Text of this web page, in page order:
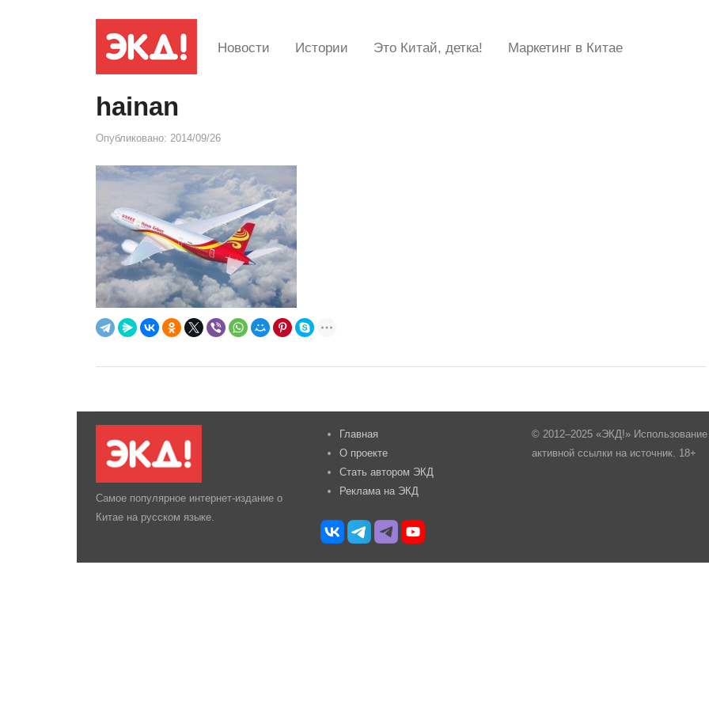
Новости Истории Это Китай, детка! Маркетинг в Китае
hainan
Опубликовано: 2014/09/26
Самое популярное интернет-издание о
Китае на русском языке.
Главная
О проекте
Стать автором ЭКД
Реклама на ЭКД
© 2012–2025 «ЭКД!»
активной ссылки на источник. 18+